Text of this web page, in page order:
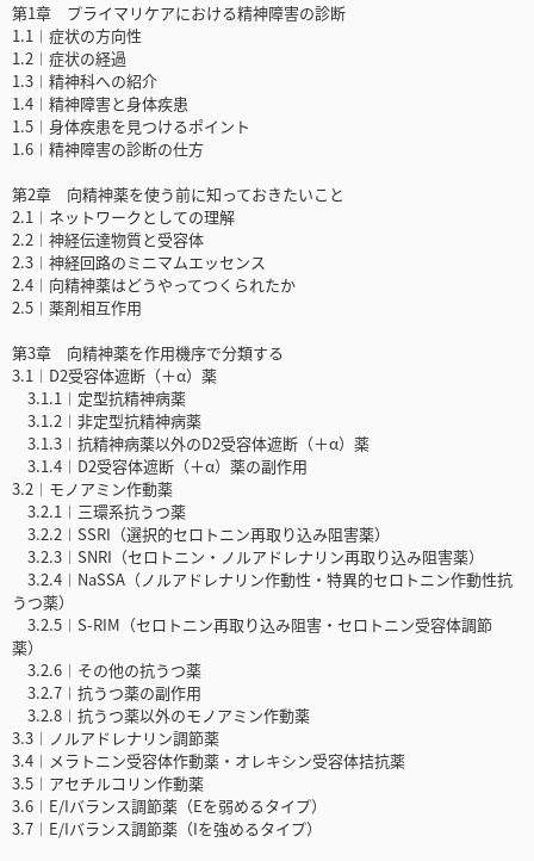
第1章 プライマリケアにおける精神障害の診断
1.1︱症状の方向性
1.2︱症状の経過
1.3︱精神科への紹介
1.4︱精神障害と身体疾患
1.5︱身体疾患を見つけるポイント
1.6︱精神障害の診断の仕方
第2章 向精神薬を使う前に知っておきたいこと
2.1︱ネットワークとしての理解
2.2︱神経伝達物質と受容体
2.3︱神経回路のミニマムエッセンス
2.4︱向精神薬はどうやってつくられたか
2.5︱薬剤相互作用
第3章 向精神薬を作用機序で分類する
3.1︱D2受容体遮断（＋α）薬
3.1.1︱定型抗精神病薬
3.1.2︱非定型抗精神病薬
3.1.3︱抗精神病薬以外のD2受容体遮断（＋α）薬
3.1.4︱D2受容体遮断（＋α）薬の副作用
3.2︱モノアミン作動薬
3.2.1︱三環系抗うつ薬
3.2.2︱SSRI（選択的セロトニン再取り込み阻害薬）
3.2.3︱SNRI（セロトニン・ノルアドレナリン再取り込み阻害薬）
3.2.4︱NaSSA（ノルアドレナリン作動性・特異的セロトニン作動性抗
うつ薬）
3.2.5︱S-RIM（セロトニン再取り込み阻害・セロトニン受容体調節
薬）
3.2.6︱その他の抗うつ薬
3.2.7︱抗うつ薬の副作用
3.2.8︱抗うつ薬以外のモノアミン作動薬
3.3︱ノルアドレナリン調節薬
3.4︱メラトニン受容体作動薬・オレキシン受容体拮抗薬
3.5︱アセチルコリン作動薬
3.6︱E/Iバランス調節薬（Eを弱めるタイプ）
3.7︱E/Iバランス調節薬（Iを強めるタイプ）